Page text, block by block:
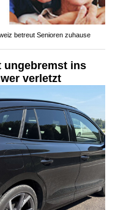
betreut Senioren zuhause
ungebremst ins
verletzt